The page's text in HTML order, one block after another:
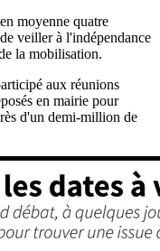
moyenne quatre
veiller à l'indépendance
la mobilisation.
aux réunions
en mairie pour
d'un demi-million de